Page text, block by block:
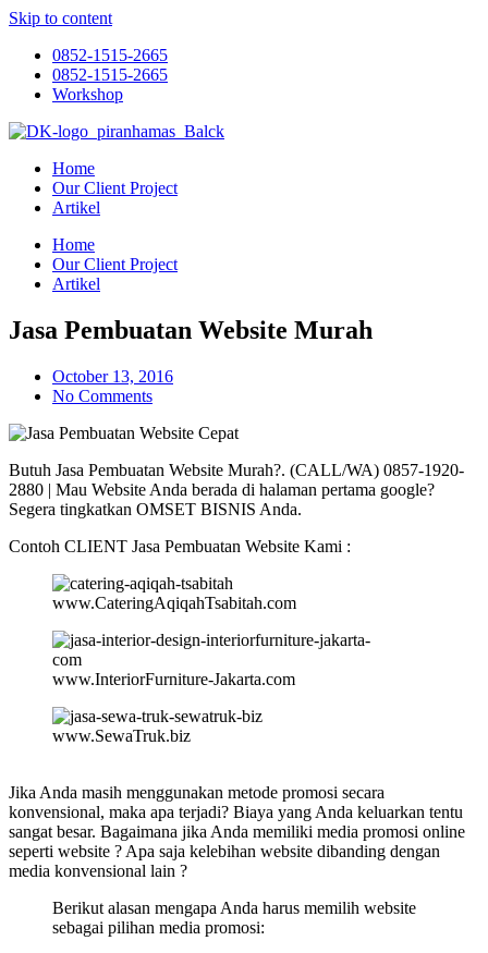
Skip to content
0852-1515-2665
0852-1515-2665
Workshop
Home
Our Client Project
Artikel
Home
Our Client Project
Artikel
Jasa Pembuatan Website Murah
October 13, 2016
No Comments
Butuh Jasa Pembuatan Website Murah?. (CALL/WA) 0857-1920-
2880 | Mau Website Anda berada di halaman pertama google?
Segera tingkatkan OMSET BISNIS Anda.
Contoh CLIENT Jasa Pembuatan Website Kami :
www.CateringAqiqahTsabitah.com
www.InteriorFurniture-Jakarta.com
www.SewaTruk.biz
Jika Anda masih menggunakan metode promosi secara
konvensional, maka apa terjadi? Biaya yang Anda keluarkan tentu
sangat besar. Bagaimana jika Anda memiliki media promosi online
seperti website ? Apa saja kelebihan website dibanding dengan
media konvensional lain ?
Berikut alasan mengapa Anda harus memilih website
sebagai pilihan media promosi: